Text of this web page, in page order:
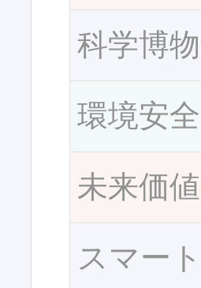
科学博
環境安
未来価
スマー